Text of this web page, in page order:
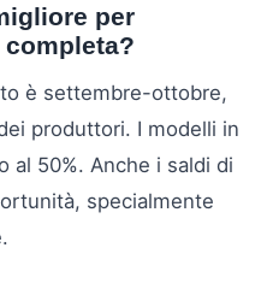
per
è settembre-ottobre,
produttori. I modelli in
al 50%. Anche i saldi di
specialmente